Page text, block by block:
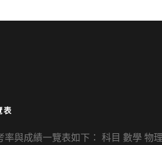
表
與成績一覽表如下： 科目 數學 物